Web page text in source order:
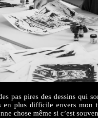
pas pires des dessins qui
en plus difficile envers mon
chose même si c’est